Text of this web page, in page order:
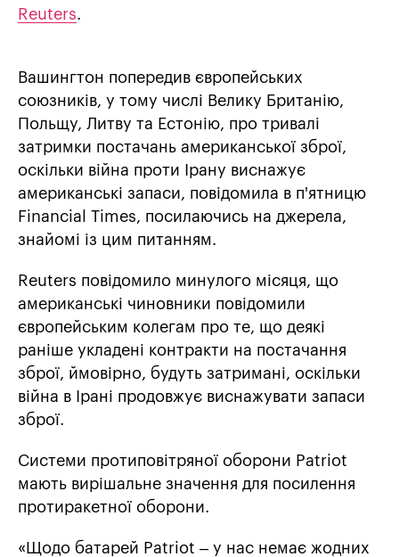
Reuters.
Вашингтон попередив європейських
союзників, у тому числі Велику Британію,
Польщу, Литву та Естонію, про тривалі
затримки постачань американської зброї,
оскільки війна проти Ірану виснажує
американські запаси, повідомила в п'ятницю
Financial Times, посилаючись на джерела,
знайомі із цим питанням.
Reuters повідомило минулого місяця, що
американські чиновники повідомили
європейським колегам про те, що деякі
раніше укладені контракти на постачання
зброї, ймовірно, будуть затримані, оскільки
війна в Ірані продовжує виснажувати запаси
зброї.
Системи протиповітряної оборони Patriot
мають вирішальне значення для посилення
протиракетної оборони.
«Щодо батарей Patriot – у нас немає жодних